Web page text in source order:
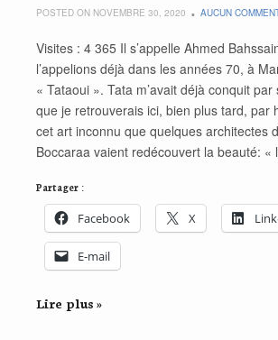
POSTED ON NOVEMBRE 30, 2020 AUCUN
Visites : 4 365 Il s’appelle Ahmed
l’appelions déjà dans les années 70, à
« Tataoui ». Tata m’avait déjà conquit par
que je retrouverais ici, bien plus tard, par
cet art inconnu que quelques architectes
Boccaraa vaient redécouvert la beauté:
Partager :
Facebook X
E-mail
Lire plus »